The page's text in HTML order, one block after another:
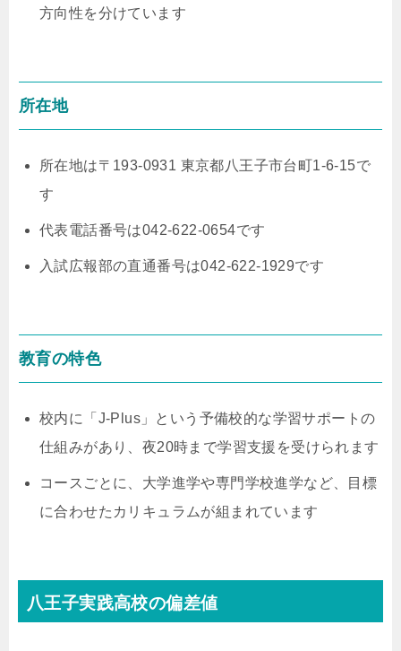
方向性を分けています
所在地
所在地は〒193-0931 東京都八王子市台町1-6-15で
す
代表電話番号は042-622-0654です
入試広報部の直通番号は042-622-1929です
教育の特色
校内に「J-Plus」という予備校的な学習サポートの
仕組みがあり、夜20時まで学習支援を受けられます
コースごとに、大学進学や専門学校進学など、目標
に合わせたカリキュラムが組まれています
八王子実践高校の偏差値